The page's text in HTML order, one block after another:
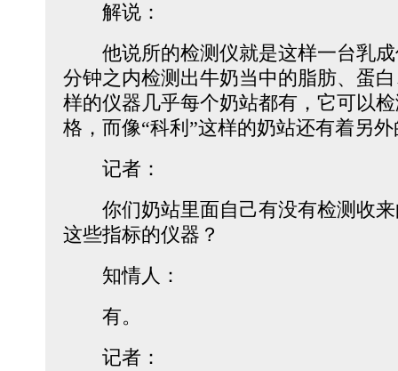
解说：
他说所的检测仪就是这样一台乳成
分钟之内检测出牛奶当中的脂肪、蛋
样的仪器几乎每个奶站都有，它可以
格，而像“科利”这样的奶站还有着另
记者：
你们奶站里面自己有没有检测收来
这些指标的仪器？
知情人：
有。
记者：